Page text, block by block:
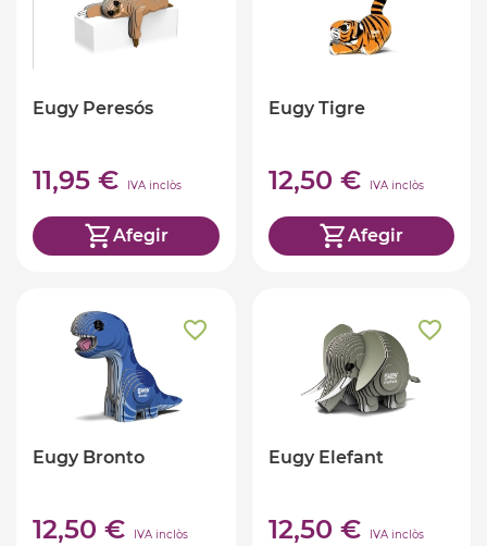
Eugy Peresós
11,95 € IVA inclòs
Afegir
Eugy Tigre
12,50 € IVA inclòs
Afegir
Eugy Bronto
12,50 € IVA inclòs
Eugy Elefant
12,50 € IVA inclòs